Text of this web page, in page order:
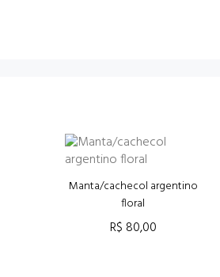
Manta/cachecol argentino
floral
R$ 80,00